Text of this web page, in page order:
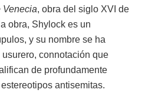
Venecia, obra del siglo XVI de
obra, Shylock es un
y su nombre se ha
connotación que
de profundamente
antisemitas.